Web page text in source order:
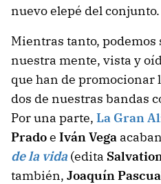
nuevo elepé del conjunto.
Mientras tanto,
nuestra mente, vista y
que han de promocionar
dos de nuestras bandas
Por una parte, La Gran
Pradoe Iván Vega
de la vida(edita
también, Joaquín